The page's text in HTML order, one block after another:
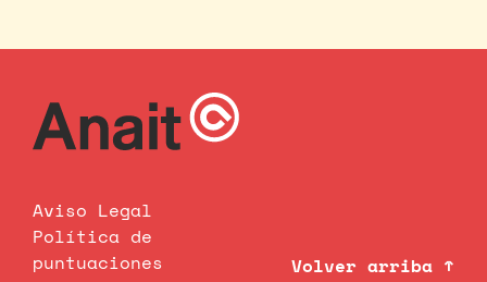
Aviso Legal
Política de
puntuaciones
Volver arriba ↑